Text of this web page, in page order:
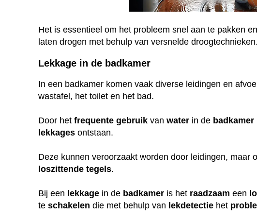
Het is essentieel om het probleem snel aan te pakken
laten drogen met behulp van versnelde droogtechnieken.
Lekkage in de badkamer
In een badkamer komen vaak diverse leidingen en
wastafel, het toilet en het bad.
Door hetfrequente gebruik vanwater in de badkamer
lekkages ontstaan.
Deze kunnen veroorzaakt worden door leidingen, maar
loszittende tegels.
Bij een lekkage in de badkamer is het raadzaam een
teschakelen die met behulp van lekdetectie het